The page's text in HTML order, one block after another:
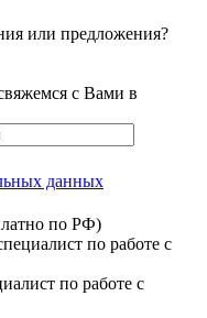
или предложения?
с Вами в
данных
по РФ)
по работе с